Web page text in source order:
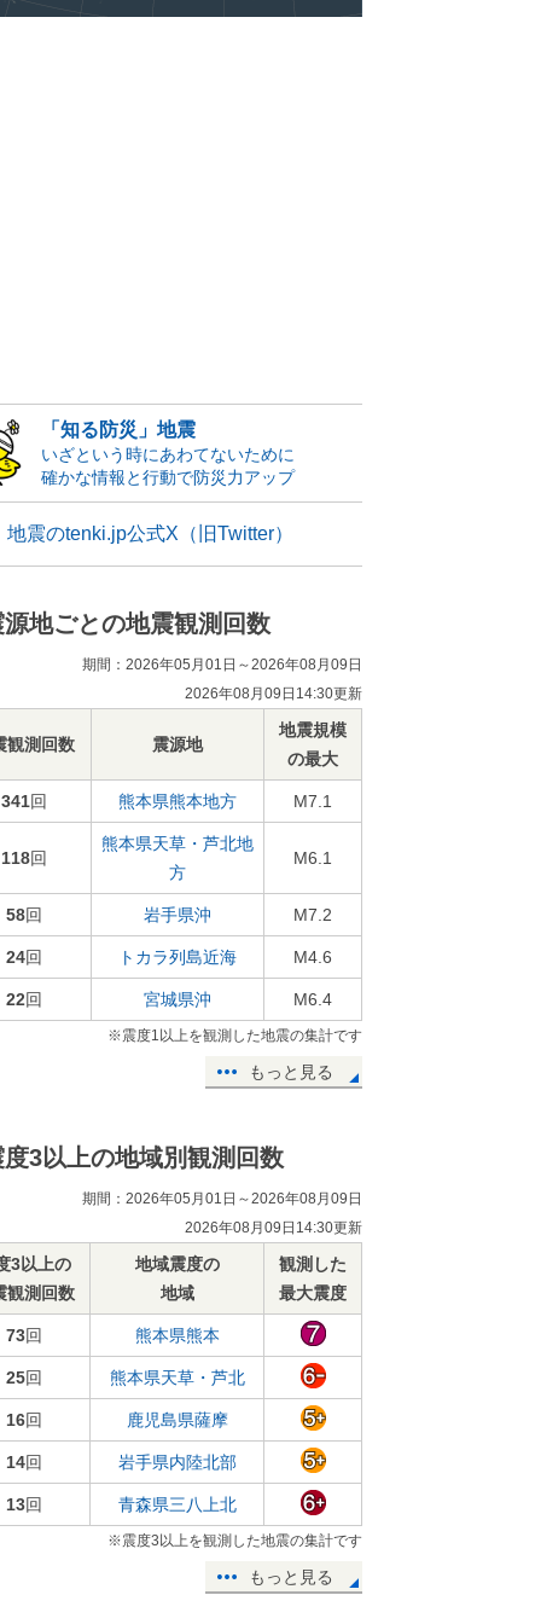
「知る防災」地震
いざという時にあわてないために
確かな情報と行動で防災力アップ
地震のtenki.jp公式X（旧Twitter）
源地ごとの地震観測回数
期間：2026年05月01日～2026年08月09日
2026年08月09日14:30更新
観測回数 震源地
地震規模
の最大
341回 熊本県熊本地方 M7.1
118回
熊本県天草・芦北地
方
M6.1
58回 岩手県沖 M7.2
24回 トカラ列島近海 M4.6
22回 宮城県沖 M6.4
※震度1以上を観測した地震の集計です
もっと見る
度3以上の地域別観測回数
期間：2026年05月01日～2026年08月09日
2026年08月09日14:30更新
3以上の
観測回数
地域震度の
地域
観測した
最大震度
73回 熊本県熊本
25回 熊本県天草・芦北
16回 鹿児島県薩摩
14回 岩手県内陸北部
13回 青森県三八上北
※震度3以上を観測した地震の集計です
もっと見る